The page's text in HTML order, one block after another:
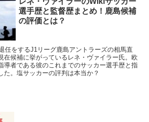
選手歴と監督歴まとめ！鹿島候補
の評価とは？
任をするJ1リーグ鹿島アントラーズの相馬直
在候補に挙がっているレネ・ヴァイラー氏。欧
導者である彼のこれまでのサッカー選手歴と指
た。塩サッカーの評判は本当か？